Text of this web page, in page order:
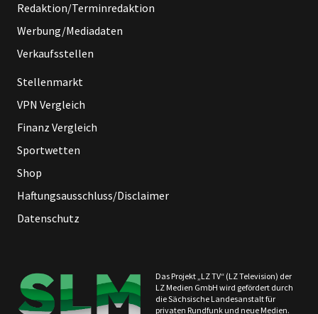
Redaktion/Terminredaktion
Werbung/Mediadaten
Verkaufsstellen
Stellenmarkt
VPN Vergleich
Finanz Vergleich
Sportwetten
Shop
Haftungsausschluss/Disclaimer
Datenschutz
Das Projekt „LZ TV“ (LZ Television) der
LZ Medien GmbH wird gefördert durch
die Sächsische Landesanstalt für
privaten Rundfunk und neue Medien.